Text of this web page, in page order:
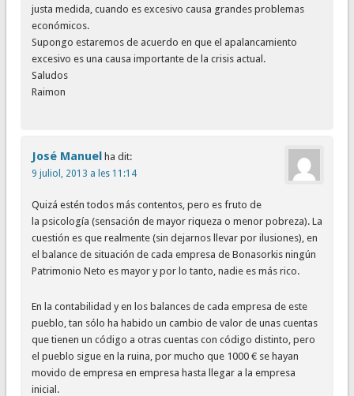
justa medida, cuando es excesivo causa grandes problemas
económicos.
Supongo estaremos de acuerdo en que el apalancamiento
excesivo es una causa importante de la crisis actual.
Saludos
Raimon
José Manuel ha dit:
9 juliol, 2013 a les 11:14
Quizá estén todos más contentos, pero es fruto de
la psicología (sensación de mayor riqueza o menor pobreza). La
cuestión es que realmente (sin dejarnos llevar por ilusiones), en
el balance de situación de cada empresa de Bonasorkis ningún
Patrimonio Neto es mayor y por lo tanto, nadie es más rico.
En la contabilidad y en los balances de cada empresa de este
pueblo, tan sólo ha habido un cambio de valor de unas cuentas
que tienen un código a otras cuentas con código distinto, pero
el pueblo sigue en la ruina, por mucho que 1000 € se hayan
movido de empresa en empresa hasta llegar a la empresa
inicial.